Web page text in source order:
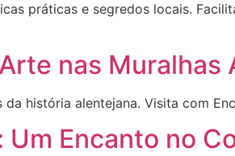
práticas e segredos locais.
nas Muralhas
história alentejana. Visita com
Um Encanto no